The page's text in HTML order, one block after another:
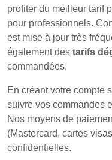
profiter du meilleur tarif
pour professionnels.
est mise à jour très
également des tarifs
commandées.
En créant votre compte
suivre vos commandes
Nos moyens de
(Mastercard, cartes
confidentielles.